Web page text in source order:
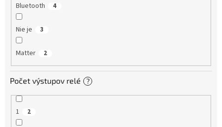
Bluetooth 4
Nie je 3
Matter 2
Počet výstupov relé ?
1 2